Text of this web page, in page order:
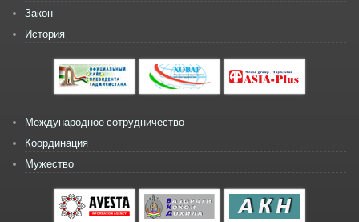
Закон
История
Международное сотрудничество
Координация
Мужество